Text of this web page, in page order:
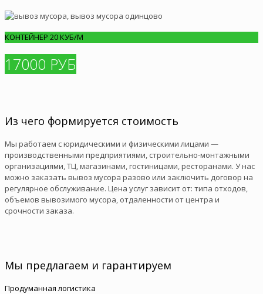
КОНТЕЙНЕР 20 КУБ/М
17000 РУБ
Из чего формируется стоимость
Мы работаем с юридическими и физическими лицами —
производственными предприятиями, строительно-монтажными
организациями, ТЦ, магазинами, гостиницами, ресторанами. У нас
можно заказать вывоз мусора разово или заключить договор на
регулярное обслуживание. Цена услуг зависит от: типа отходов,
объемов вывозимого мусора, отдаленности от центра и
срочности заказа.
Мы предлагаем и гарантируем
Продуманная логистика